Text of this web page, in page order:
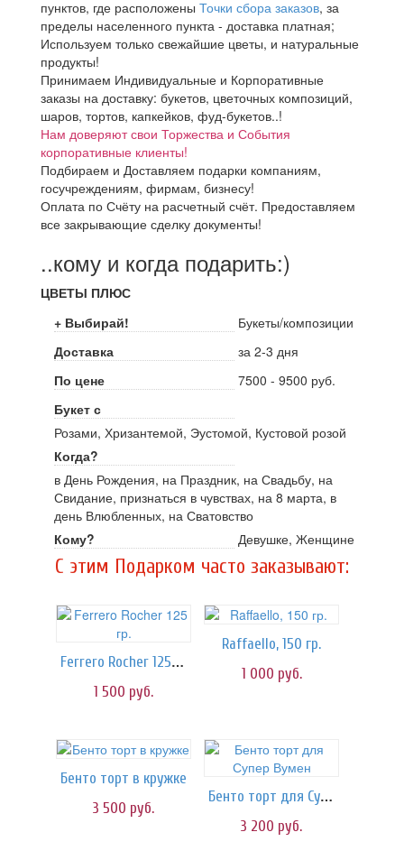
пунктов, где расположены Точки сбора заказов, за
пределы населенного пункта - доставка платная;
Используем только свежайшие цветы, и натуральные
продукты!
Принимаем Индивидуальные и Корпоративные
заказы на доставку: букетов, цветочных композиций,
шаров, тортов, капкейков, фуд-букетов..!
Нам доверяют свои Торжества и События
корпоративные клиенты!
Подбираем и Доставляем подарки компаниям,
госучреждениям, фирмам, бизнесу!
Оплата по Счёту на расчетный счёт. Предоставляем
все закрывающие сделку документы!
..кому и когда подарить:)
ЦВЕТЫ ПЛЮС
+ Выбирай!
Букеты/композиции
Доставка
за 2-3 дня
По цене
7500 - 9500 руб.
Букет с
Розами, Хризантемой, Эустомой, Кустовой розой
Когда?
в День Рождения, на Праздник, на Свадьбу, на
Свидание, признаться в чувствах, на 8 марта, в
день Влюбленных, на Сватовство
Кому?
Девушке, Женщине
C этим Подарком часто заказывают:
Ferrero Rocher 125 гр.
1 500 руб.
Raffaello, 150 гр.
1 000 руб.
Бенто торт в кружке
3 500 руб.
Бенто торт для Супер Вумен
3 200 руб.